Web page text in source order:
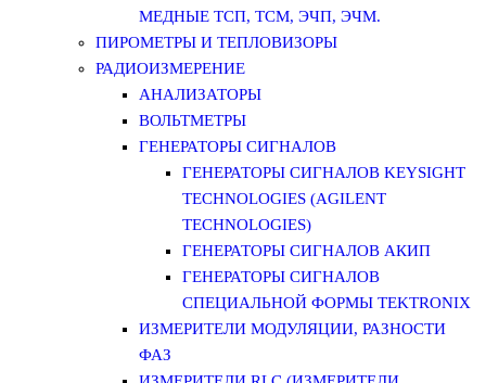
МЕДНЫЕ ТСП, ТСМ, ЭЧП, ЭЧМ.
ПИРОМЕТРЫ И ТЕПЛОВИЗОРЫ
РАДИОИЗМЕРЕНИЕ
АНАЛИЗАТОРЫ
ВОЛЬТМЕТРЫ
ГЕНЕРАТОРЫ СИГНАЛОВ
ГЕНЕРАТОРЫ СИГНАЛОВ KEYSIGHT
TECHNOLOGIES (AGILENT
TECHNOLOGIES)
ГЕНЕРАТОРЫ СИГНАЛОВ АКИП
ГЕНЕРАТОРЫ СИГНАЛОВ
СПЕЦИАЛЬНОЙ ФОРМЫ TEKTRONIX
ИЗМЕРИТЕЛИ МОДУЛЯЦИИ, РАЗНОСТИ
ФАЗ